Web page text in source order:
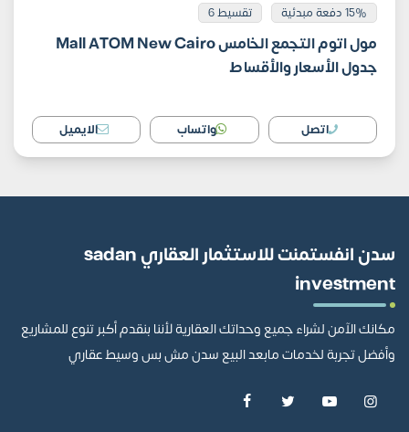
15% دفعة مبدئية تقسيط 6
مول اتوم التجمع الخامس Mall ATOM New Cairo
جدول الأسعار والأقساط
اتصل واتساب الايميل
سدن انفستمنت للاستثمار العقاري sadan
investment
مكانك الآمن لشراء جميع وحداتك العقارية لأننا بنقدم أكبر تنوع للمشاريع
وأفضل تجربة لخدمات مابعد البيع سدن مش بس وسيط عقاري